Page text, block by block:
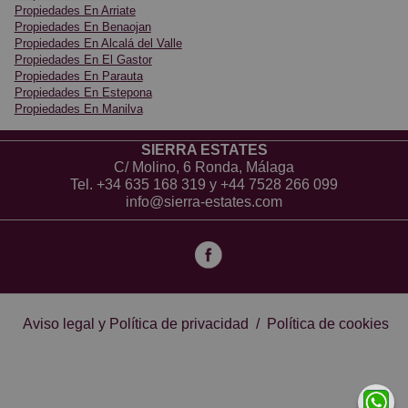
All the buildings and gardens have been well looked
after with some ongoing maintenance.
It is has been owned by the same family for many
years and they are now looking to retire. Some
Such a beautiful location almost opposite the Cueva
del Gato and just a little walk to the train station in
Benoajan. The historic town of Ronda is just 15
Good supply of water, electricity and internet. Loads of
Propiedades En Arriate
Propiedades En Benaojan
Propiedades En Alcalá del Valle
Propiedades En El Gastor
Propiedades En Parauta
Propiedades En Estepona
Propiedades En Manilva
SIERRA ESTATES
C/ Molino, 6 Ronda, Málaga
Tel. +34 635 168 319 y +44 7528 266 099
info@sierra-estates.com
Aviso legal y Política de privacidad / Política de cookies